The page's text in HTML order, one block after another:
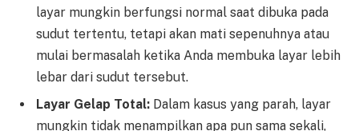
layar mungkin berfungsi normal saat dibuka pada
sudut tertentu, tetapi akan mati sepenuhnya atau
mulai bermasalah ketika Anda membuka layar lebih
lebar dari sudut tersebut.
Layar Gelap Total: Dalam kasus yang parah, layar
mungkin tidak menampilkan apa pun sama sekali,